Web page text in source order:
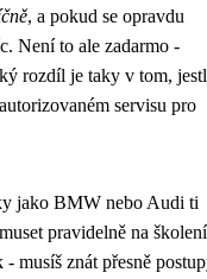
, a pokud se opravdu
Není to ale zadarmo -
rozdíl je taky v tom,
servisu pro
jako BMW nebo Audi ti
pravidelně na
musíš znát přesně